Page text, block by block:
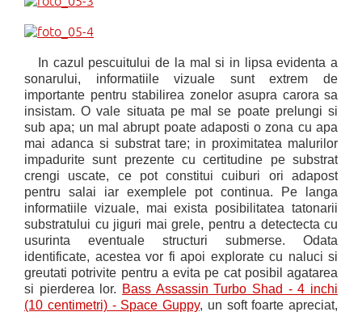
In cazul pescuitului de la mal si in lipsa evidenta a
sonarului, informatiile vizuale sunt extrem de
importante pentru stabilirea zonelor asupra carora sa
insistam. O vale situata pe mal se poate prelungi si
sub apa; un mal abrupt poate adaposti o zona cu apa
mai adanca si substrat tare; in proximitatea malurilor
impadurite sunt prezente cu certitudine pe substrat
crengi uscate, ce pot constitui cuiburi ori adapost
pentru salai iar exemplele pot continua. Pe langa
informatiile vizuale, mai exista posibilitatea tatonarii
substratului cu jiguri mai grele, pentru a detectecta cu
usurinta eventuale structuri submerse. Odata
identificate, acestea vor fi apoi explorate cu naluci si
greutati potrivite pentru a evita pe cat posibil agatarea
si pierderea lor. Bass Assassin Turbo Shad - 4 inchi
(10 centimetri) - Space Guppy, un soft foarte apreciat,